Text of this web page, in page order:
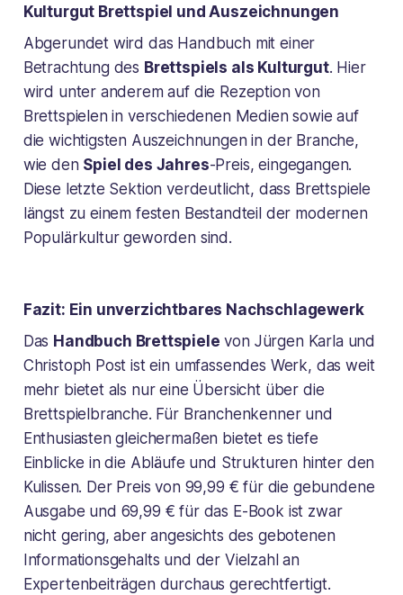
Kulturgut Brettspiel und Auszeichnungen
Abgerundet wird das Handbuch mit einer
Betrachtung des Brettspiels als Kulturgut. Hier
wird unter anderem auf die Rezeption von
Brettspielen in verschiedenen Medien sowie auf
die wichtigsten Auszeichnungen in der Branche,
wie den Spiel des Jahres-Preis, eingegangen.
Diese letzte Sektion verdeutlicht, dass Brettspiele
längst zu einem festen Bestandteil der modernen
Populärkultur geworden sind.
Fazit: Ein unverzichtbares Nachschlagewerk
Das Handbuch Brettspiele von Jürgen Karla und
Christoph Post ist ein umfassendes Werk, das weit
mehr bietet als nur eine Übersicht über die
Brettspielbranche. Für Branchenkenner und
Enthusiasten gleichermaßen bietet es tiefe
Einblicke in die Abläufe und Strukturen hinter den
Kulissen. Der Preis von 99,99 € für die gebundene
Ausgabe und 69,99 € für das E-Book ist zwar
nicht gering, aber angesichts des gebotenen
Informationsgehalts und der Vielzahl an
Expertenbeiträgen durchaus gerechtfertigt.